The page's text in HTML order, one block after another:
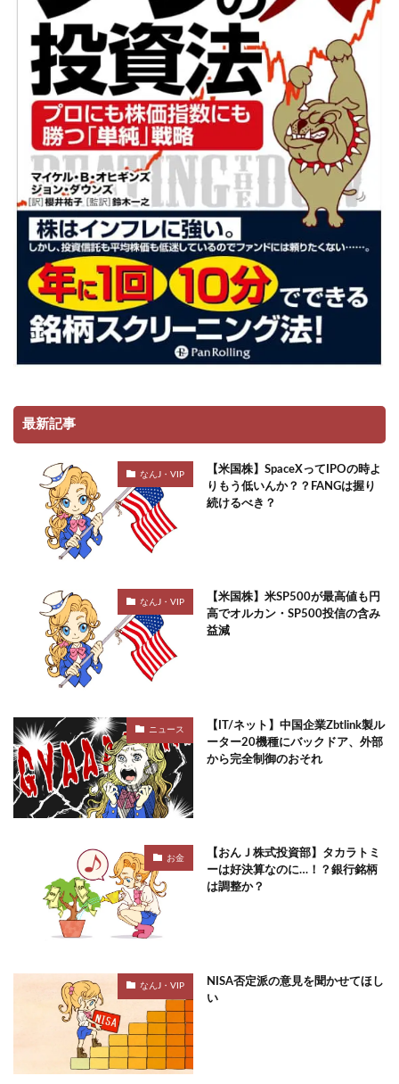
最新記事
なんJ・VIP
【米国株】SpaceXってIPOの時よ
りもう低いんか？？FANGは握り
続けるべき？
なんJ・VIP
【米国株】米SP500が最高値も円
高でオルカン・SP500投信の含み
益減
ニュース
【IT/ネット】中国企業Zbtlink製ル
ーター20機種にバックドア、外部
から完全制御のおそれ
お金
【おんＪ株式投資部】タカラトミ
ーは好決算なのに…！？銀行銘柄
は調整か？
なんJ・VIP
NISA否定派の意見を聞かせてほし
い